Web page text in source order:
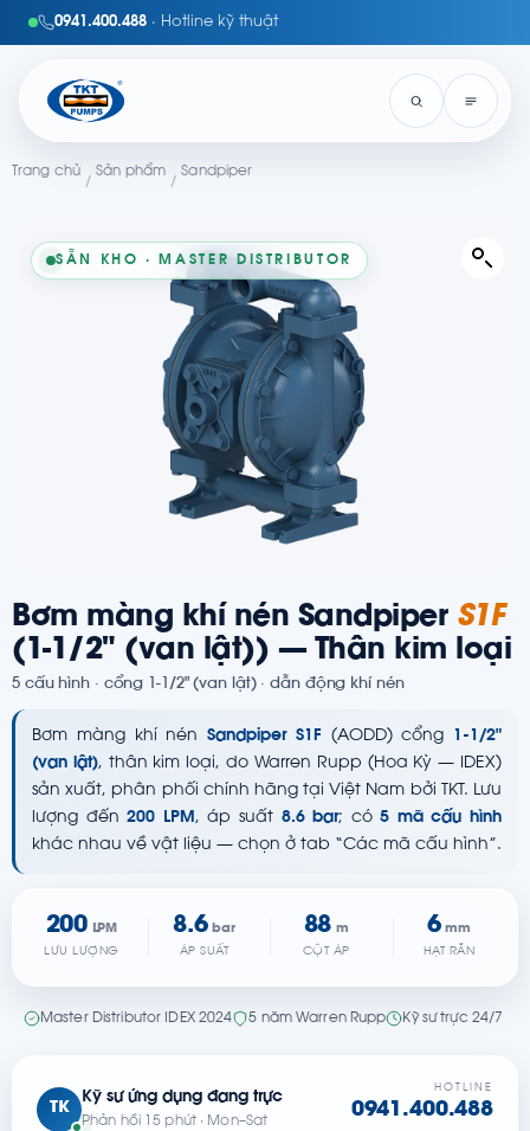
0941.400.488 · Hotline kỹ thuật
Trang chủ
/
Sản phẩm
/
Sandpiper
SẴN KHO · MASTER DISTRIBUTOR
Bơm màng khí nén Sandpiper S1F
(1-1/2" (van lật)) — Thân kim loại
5 cấu hình · cổng 1-1/2" (van lật) · dẫn động khí nén
Bơm màng khí nén Sandpiper S1F (AODD) cổng
1-1/2"
(van lật), thân kim loại, do Warren Rupp (Hoa Kỳ — IDEX)
sản xuất, phân phối chính hãng tại Việt Nam bởi TKT. Lưu
lượng đến200 LPM, áp suất 8.6 bar; có5 mã cấu hình
khác nhau về vật liệu — chọn ở tab “Các mã cấu hình”.
200 LPM
LƯU LƯỢNG
8.6 bar
ÁP SUẤT
88 m
CỘT ÁP
6 mm
HẠT RẮN
Master Distributor IDEX 2024 5 năm Warren Rupp Kỹ sư trực 24/7
TK
Kỹ sư ứng dụng đang trực
Phản hồi 15 phút · Mon–Sat
HOTLINE
0941.400.488